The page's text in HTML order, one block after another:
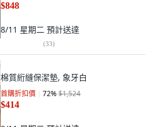
$848
8/11 星期二 預計送達
(33)
棉質絎縫保潔墊, 象牙白
首購折扣價 72%$1,524
$414